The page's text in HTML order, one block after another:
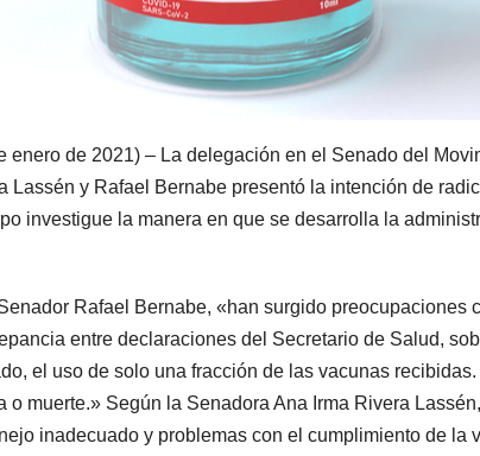
enero de 2021) – La delegación en el Senado del
Lassén y Rafael Bernabe presentó la intención de
investigue la manera en que se desarrolla la
Rafael Bernabe, «han surgido preocupaciones
entre declaraciones del Secretario de Salud,
el uso de solo una fracción de las vacunas
o muerte.» Según la Senadora Ana Irma Rivera
inadecuado y problemas con el cumplimiento de la